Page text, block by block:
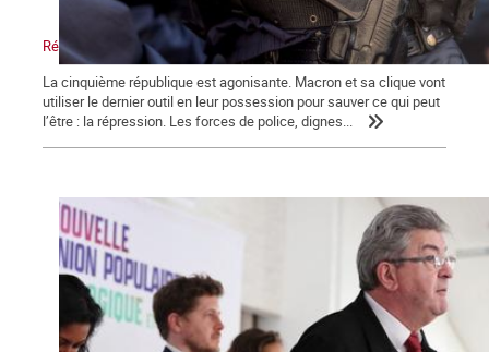
Répression, maître-mot de la macronie.
La cinquième république est agonisante. Macron et sa clique vont
utiliser le dernier outil en leur possession pour sauver ce qui peut
l’être : la répression. Les forces de police, dignes...